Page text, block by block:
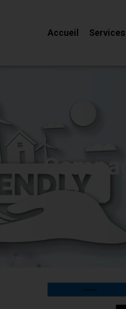
Accueil Services